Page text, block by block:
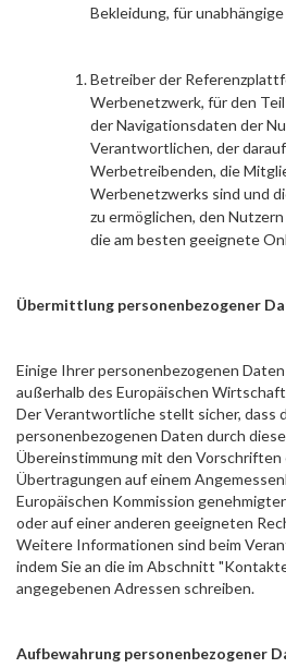
Bekleidung, für
Betreiber der
Werbenetzwerk, für den
der Navigationsdaten der
Verantwortlichen, der
Werbetreibenden, die
Werbenetzwerks sind und
zu ermöglichen, den
die am besten geeignete
Übermittlung personenbezogener
Einige Ihrer personenbezogenen
außerhalb des Europäischen
Der Verantwortliche stellt sicher, dass
personenbezogenen Daten durch
Übereinstimmung mit den
Übertragungen auf einem
Europäischen Kommission
oder auf einer anderen geeigneten
Weitere Informationen sind beim
indem Sie an die im Abschnitt
angegebenen Adressen schreiben.
Aufbewahrung personenbezogener